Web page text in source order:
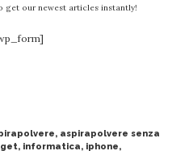
get our newest articles instantly!
, aspirapolvere senza
, informatica, iphone,